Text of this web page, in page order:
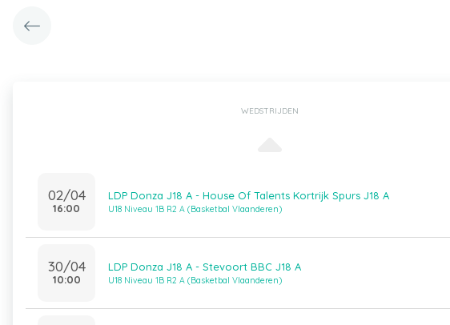
WEDSTRIJDEN
02/04
16:00
LDP Donza J18 A - House Of Talents Kortrijk Spurs J18 A
U18 Niveau 1B R2 A (Basketbal Vlaanderen)
30/04
10:00
LDP Donza J18 A - Stevoort BBC J18 A
U18 Niveau 1B R2 A (Basketbal Vlaanderen)